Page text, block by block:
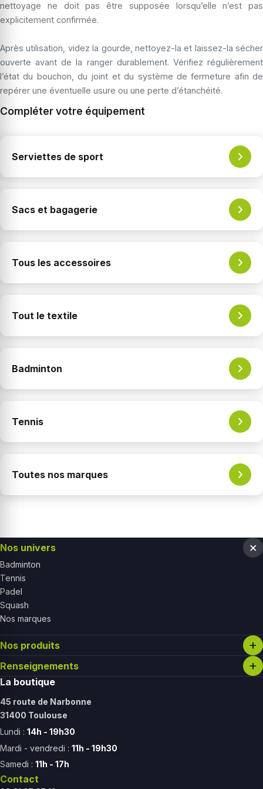
nettoyage ne doit pas être supposée lorsqu’elle n’est pas
explicitement confirmée.
Après utilisation, videz la gourde, nettoyez-la et laissez-la sécher
ouverte avant de la ranger durablement. Vérifiez régulièrement
l’état du bouchon, du joint et du système de fermeture afin de
repérer une éventuelle usure ou une perte d’étanchéité.
Compléter votre équipement
Serviettes de sport
Sacs et bagagerie
Tous les accessoires
Tout le textile
Badminton
Tennis
Toutes nos marques
Nos univers
Badminton
Tennis
Padel
Squash
Nos marques
Nos produits
Renseignements
La boutique
45 route de Narbonne
31400 Toulouse
Lundi : 14h - 19h30
Mardi - vendredi : 11h - 19h30
Samedi : 11h - 17h
Contact